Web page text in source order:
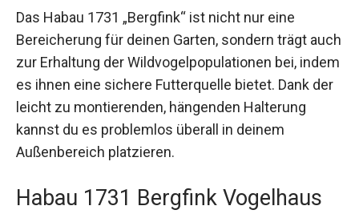
Das Habau 1731 „Bergfink“ ist nicht nur eine
Bereicherung für deinen Garten, sondern trägt auch
zur Erhaltung der Wildvogelpopulationen bei, indem
es ihnen eine sichere Futterquelle bietet. Dank der
leicht zu montierenden, hängenden Halterung
kannst du es problemlos überall in deinem
Außenbereich platzieren.
Habau 1731 Bergfink Vogelhaus